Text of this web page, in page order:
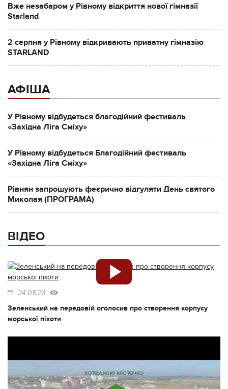
Вже незабаром у Рівному відкриття нової гімназії
Starland
2 серпня у Рівному відкривають приватну гімназію
STARLAND
АФІША
У Рівному відбудеться благодійний фестиваль
«Західна Ліга Сміху»
У Рівному відбудеться Благодійний фестиваль
«Західна Ліга Сміху»
Рівнян запрошують феєрично відгуляти День святого
Миколая (ПРОГРАМА)
ВІДЕО
24.05.23
Зеленський на передовій оголосив про створення корпусу
морської піхоти